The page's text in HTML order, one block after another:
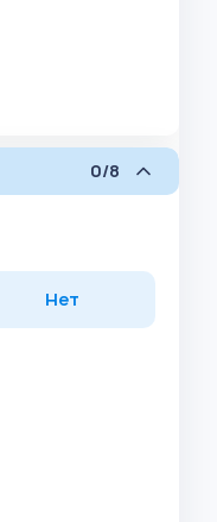
0/8
Нет